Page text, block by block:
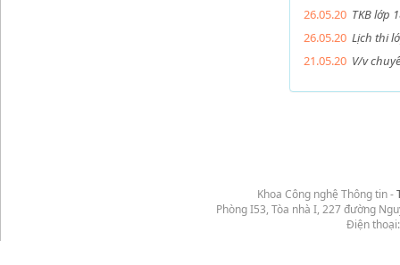
26.05.20 TKB lớp
26.05.20 Lịch thi
21.05.20 V/v
Khoa Công nghệ Thông tin -
Phòng I53, Tòa nhà I, 227 đường
Điện